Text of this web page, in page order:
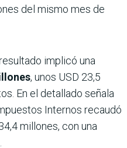
del mismo mes de
implicó una
, unos USD 23,5
En el detallado señala
Internos recaudó
millones, con una